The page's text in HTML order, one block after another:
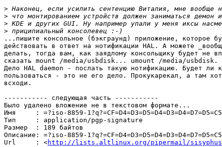
>
>
>
>
...пишите консольное (бэкграунд) приложение, которое
действовать в ответ на нотификации HAL. А можете
делать, тогда вам, как заядлому консольщику будет не
сказать mount /media/usbdisk... umount /media/usbdisk.
Дело HAL daemon - послать такую нотификацию. Будет ли
пользоваться - это не его дело. Прокукарекал, а там
всходи.
----------- следующая часть -----------
Было удалено вложение не в текстовом формате...
Имя     : =?iso-8859-
Тип     : application/pgp-signature
Размер  : 189 байтов
Описание: =?iso-8859-
Url     : <http://lists.altlinux.org/pipermail/sisyphus/